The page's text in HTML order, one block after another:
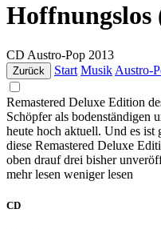
Hoffnungslos
CD Austro-Pop 2013
Zurück Start Musik Austro-
Remastered Deluxe Edition
Schöpfer als bodenständigen
heute hoch aktuell. Und es ist
diese Remastered Deluxe
oben drauf drei bisher
mehr lesen weniger lesen
CD